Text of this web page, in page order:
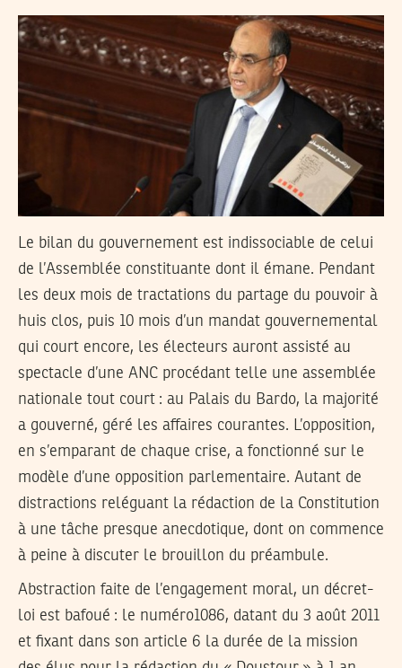
Le bilan du gouvernement est indissociable de celui
de l’Assemblée constituante dont il émane. Pendant
les deux mois de tractations du partage du pouvoir à
huis clos, puis 10 mois d’un mandat gouvernemental
qui court encore, les électeurs auront assisté au
spectacle d’une ANC procédant telle une assemblée
nationale tout court : au Palais du Bardo, la majorité
a gouverné, géré les affaires courantes. L’opposition,
en s’emparant de chaque crise, a fonctionné sur le
modèle d’une opposition parlementaire. Autant de
distractions reléguant la rédaction de la Constitution
à une tâche presque anecdotique, dont on commence
à peine à discuter le brouillon du préambule.
Abstraction faite de l’engagement moral, un décret-
loi est bafoué : le numéro1086, datant du 3 août 2011
et fixant dans son article 6 la durée de la mission